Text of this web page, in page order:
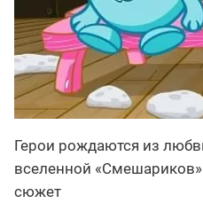
Герои рождаются из
вселенной
сюжет